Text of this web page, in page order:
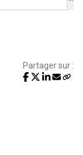
Partager sur :